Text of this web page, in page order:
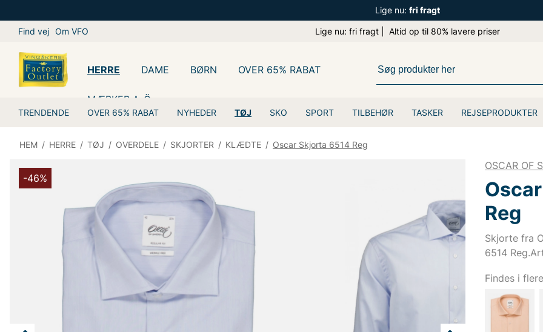
Lige nu: fri fragt
Find vej Om VFO Lige nu: fri fragt | Altid op til 80% lavere priser
HERRE
TRENDENDE OVER 65% RABAT NYHEDER TØJ SKO SPORT TILBEHØR TASKER REJSEPRODUKTER
DAME BØRN OVER 65% RABAT
MÆRKER A-Ö
HEM / HERRE / TØJ / OVERDELE / SKJORTER / KLÆDTE / Oscar Skjorta 6514 Reg
-46%
OSCAR OF
Reg
Skjorte fra
6514
Findes i